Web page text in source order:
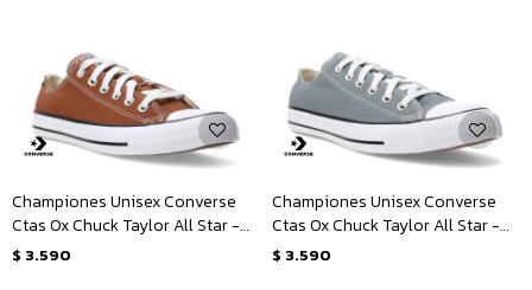
Championes Unisex Converse
Ctas Ox Chuck Taylor All Star -
Marrón - Blanco
$ 3.590
Championes Unisex Converse
Ctas Ox Chuck Taylor All Star -
Gris - Blanco
$ 3.590